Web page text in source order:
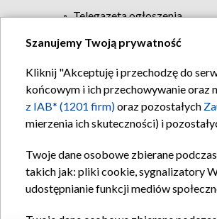
Telegazeta ogłoszenia
Szanujemy Twoją prywatność
Kliknij "Akceptuję i przechodzę do
końcowym i ich przechowywanie oraz
z IAB* (1201 firm)oraz pozostałych
mierzenia ich skuteczności) i
Twoje dane osobowe zbierane
takich jak: pliki cookie, sygnalizatory
udostępnianie funkcji mediów